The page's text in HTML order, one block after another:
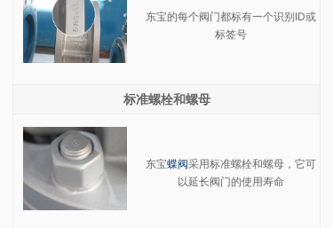
东宝的每个阀门都标有一个识别ID或
标签号
标准螺栓和螺母
东宝蝶阀采用标准螺栓和螺母，它可
以延长阀门的使用寿命